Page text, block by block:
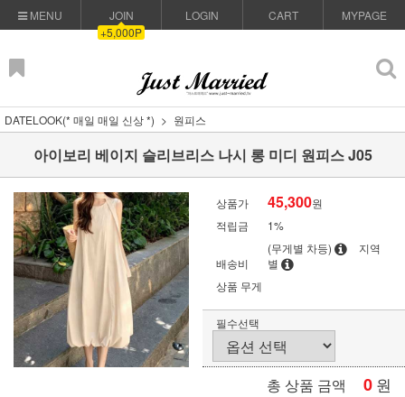
MENU
JOIN
+5,000P
LOGIN CART MYPAGE
DATELOOK(* 매일 매일 신상 *) 원피스
아이보리 베이지 슬리브리스 나시 롱 미디 원피스 J05
상품가 45,300원
적립금
1%
배송비
(무게별 차등)
지역
별
상품 무게
필수선택
총 상품 금액 0 원